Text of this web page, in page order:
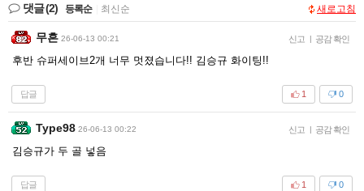
댓글(2) 등록순 최신순 새로고침
무흔 26-06-13 00:21 신고 | 공감 확인
후반 슈퍼세이브2개 너무 멋졌습니다!! 김승규 화이팅!!
답글 0
1
Type98 26-06-13 00:22 신고 | 공감 확인
김승규가 두 골 넣음
답글 0
1